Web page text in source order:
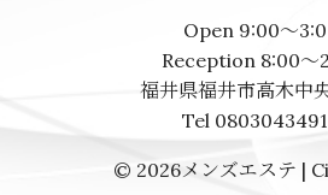
Open 9:00～
Reception 8:00～
福井県福井市高木中
Tel
© 2026メンズエステ |